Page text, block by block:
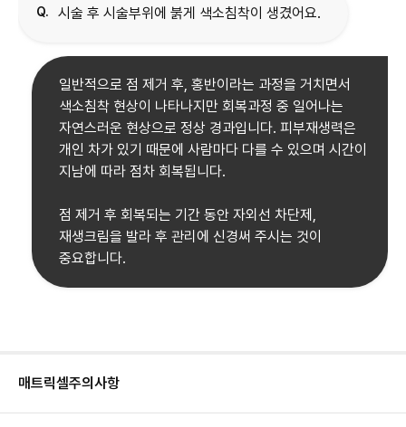
Q. 시술 후 시술부위에 붉게 색소침착이 생겼어요.
일반적으로 점 제거 후, 홍반이라는 과정을 거치면서
색소침착 현상이 나타나지만 회복과정 중 일어나는
자연스러운 현상으로 정상 경과입니다. 피부재생력은
개인 차가 있기 때문에 사람마다 다를 수 있으며 시간이
지남에 따라 점차 회복됩니다.
점 제거 후 회복되는 기간 동안 자외선 차단제,
재생크림을 발라 후 관리에 신경써 주시는 것이
중요합니다.
매트릭셀주의사항